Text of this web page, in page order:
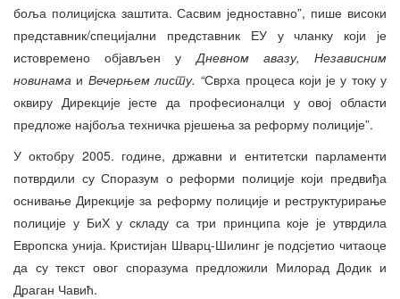
боља полицијска заштита. Сасвим једноставно”, пише високи
представник/специјални представник ЕУ у чланку који је
истовремено објављен у Дневном авазу, Независним
новинама и Вечерњем листу. “Сврха процеса који је у току у
оквиру Дирекције јесте да професионалци у овој области
предложе најбоља техничка рјешења за реформу полиције”.
У октобру 2005. године, државни и ентитетски парламенти
потврдили су Споразум о реформи полиције који предвиђа
оснивање Дирекције за реформу полиције и реструктурирање
полиције у БиХ у складу са три принципа које је утврдила
Европска унија. Кристијан Шварц-Шилинг је подсјетио читаоце
да су текст овог споразума предложили Милорад Додик и
Драган Чавић.